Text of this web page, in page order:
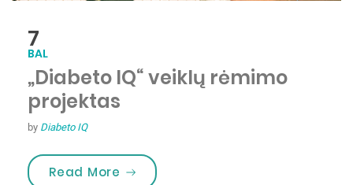
7
BAL
„Diabeto IQ“ veiklų rėmimo
projektas
by Diabeto IQ
Read More „„Diabeto IQ“ veiklų rėmimo